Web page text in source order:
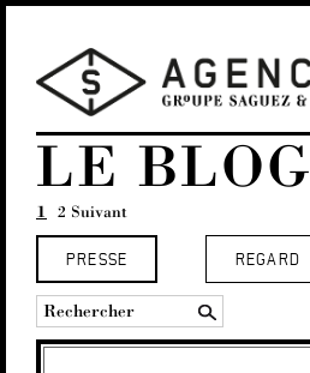
LE BLOG
1 2 Suivant
PRESSE REGARD